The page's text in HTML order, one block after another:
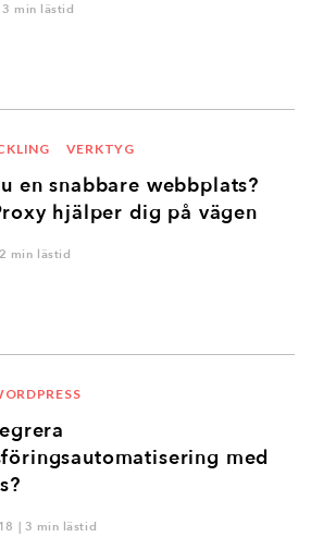
min lästid
VERKTYG
en snabbare webbplats?
hjälper dig på vägen
min lästid
med
| 3 min lästid